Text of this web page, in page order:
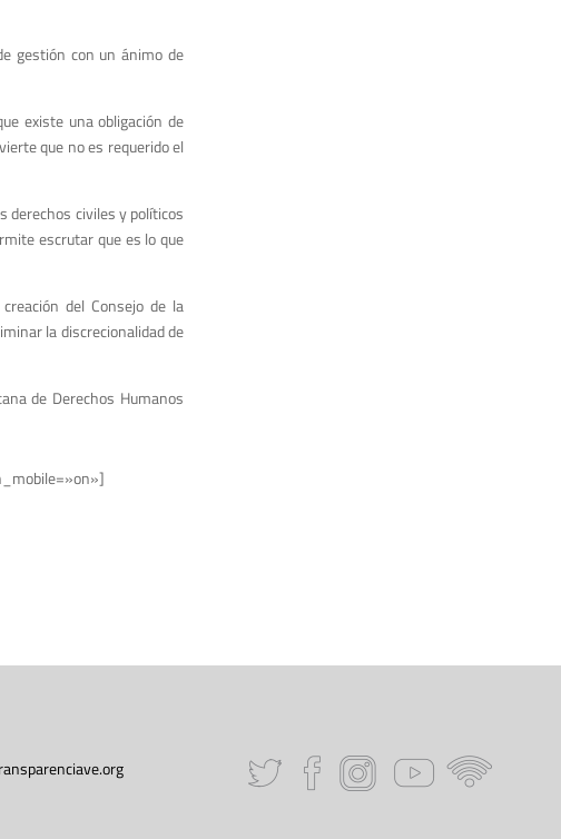
gestión con un ánimo de
existe una obligación de
que no es requerido el
derechos civiles y políticos
escrutar que es lo que
del Consejo de la
la discrecionalidad de
de Derechos Humanos